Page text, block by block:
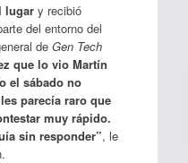
lugar y recibió
del entorno del
de Gen Tech
que lo vio Martín
el sábado no
parecía raro que
muy rápido.
sin responder”, le